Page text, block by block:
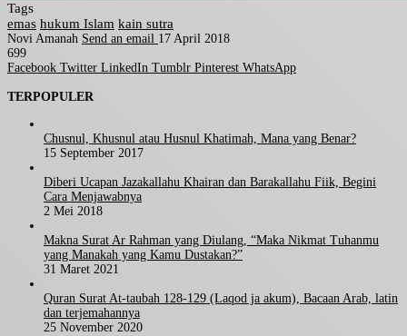
Tags
emas hukum Islam kain sutra
Novi Amanah Send an email 17 April 2018
699
Facebook Twitter LinkedIn Tumblr Pinterest WhatsApp
TERPOPULER
Chusnul, Khusnul atau Husnul Khatimah, Mana yang Benar?
15 September 2017
Diberi Ucapan Jazakallahu Khairan dan Barakallahu Fiik, Begini
Cara Menjawabnya
2 Mei 2018
Makna Surat Ar Rahman yang Diulang, “Maka Nikmat Tuhanmu
yang Manakah yang Kamu Dustakan?”
31 Maret 2021
Quran Surat At-taubah 128-129 (Laqod ja akum), Bacaan Arab, latin
dan terjemahannya
25 November 2020